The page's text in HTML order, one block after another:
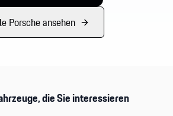
Porscheansehen
die Sie interessieren